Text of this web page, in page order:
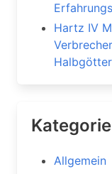
Hartz IV
Allgemein